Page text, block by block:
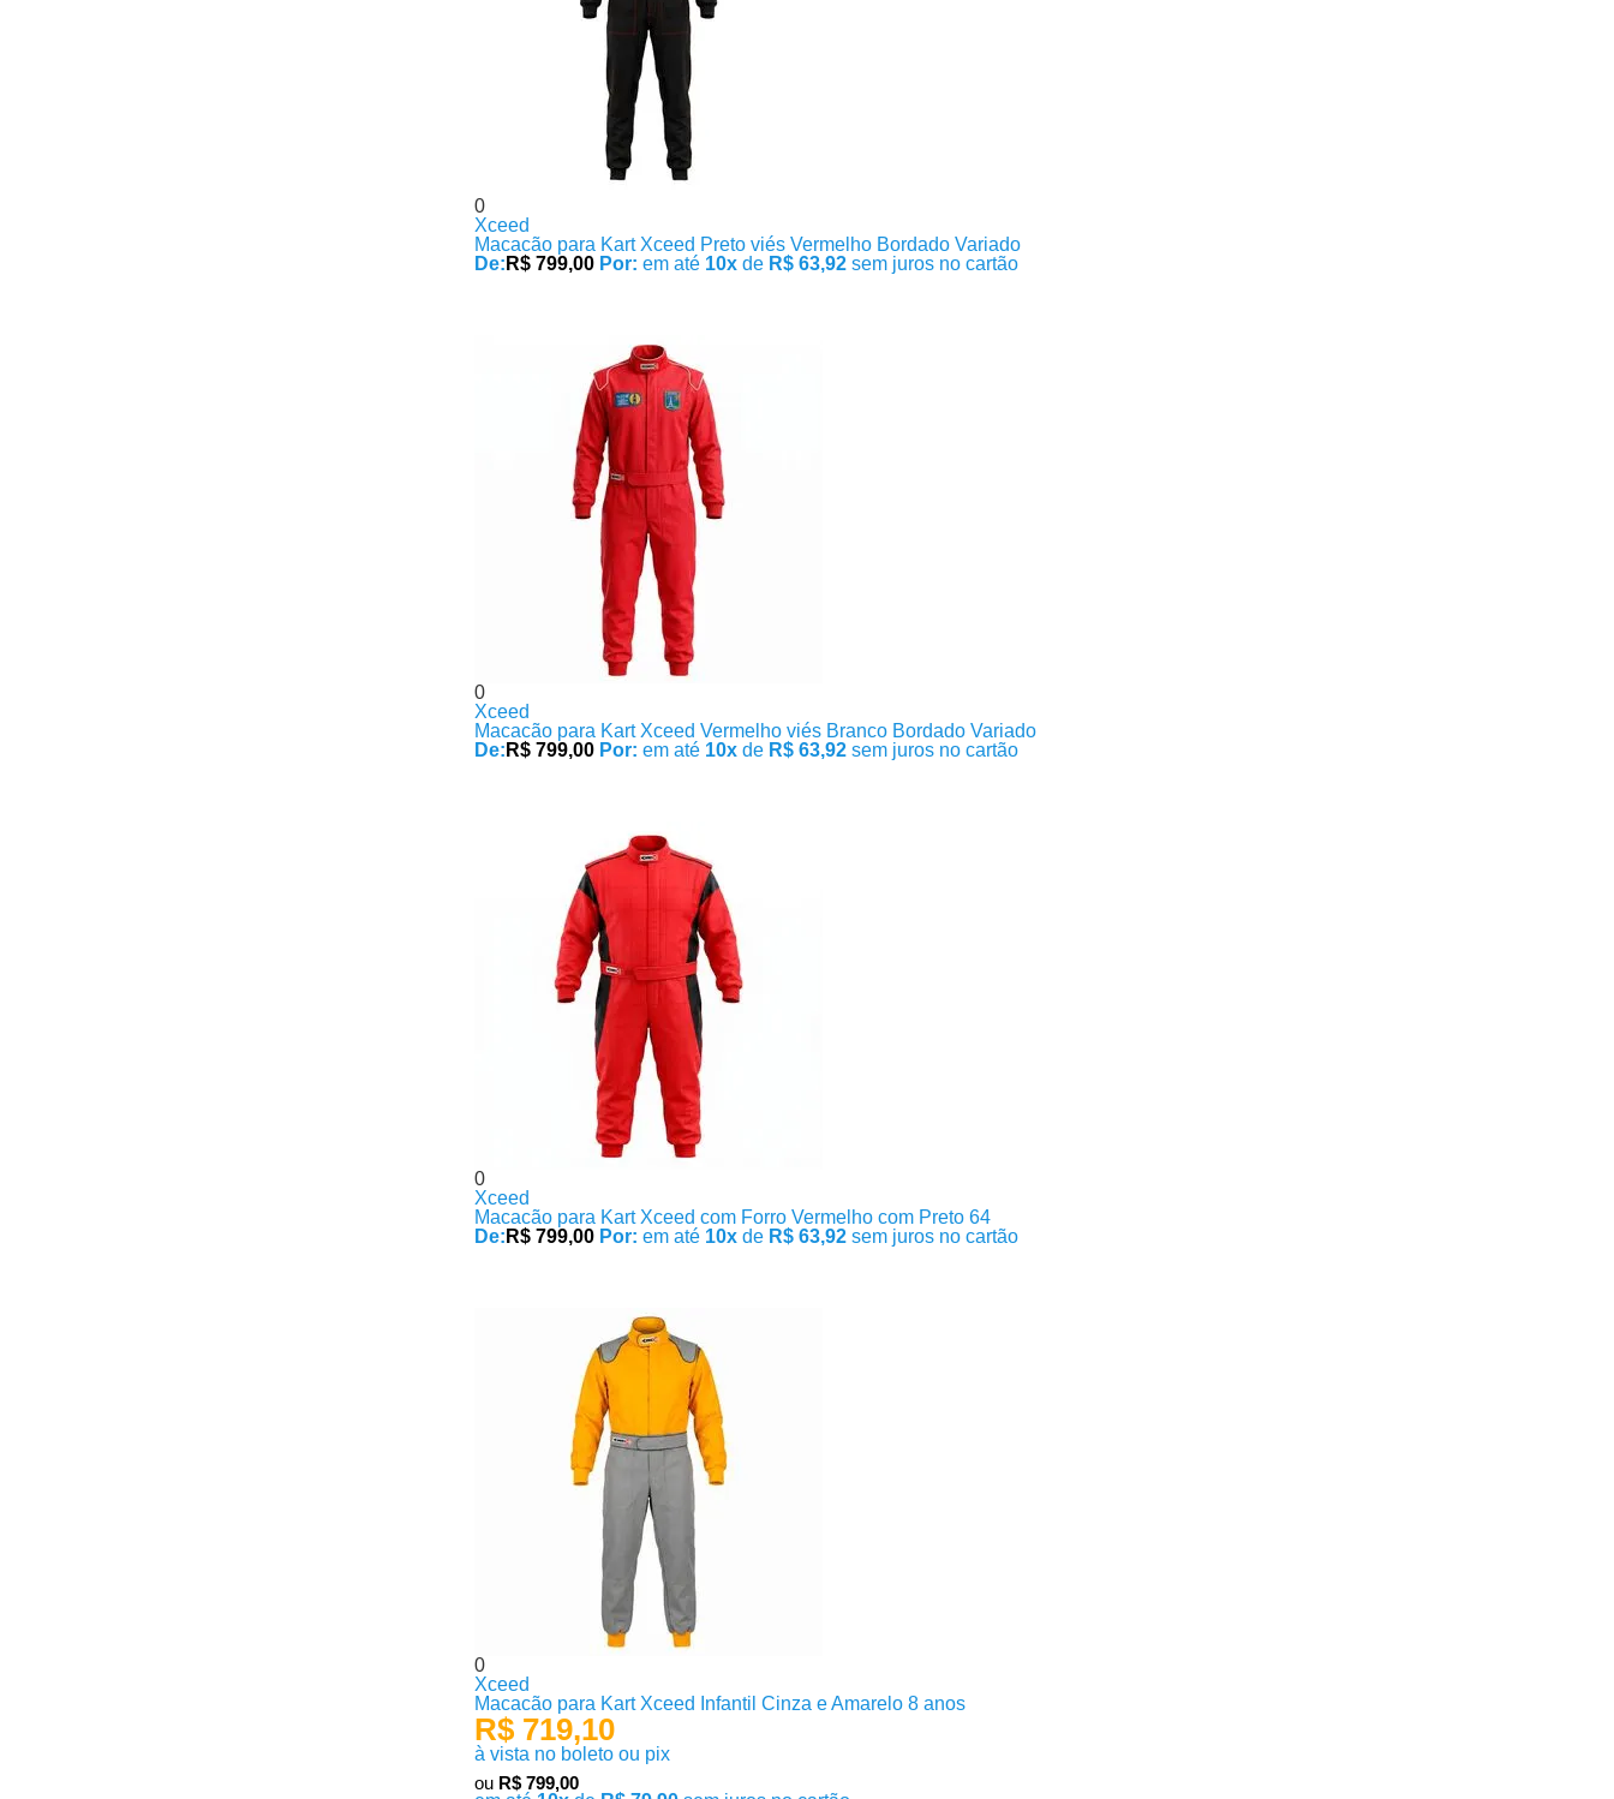
0
Xceed
Macacão para Kart Xceed Preto viés Vermelho Bordado Variado
De: R$ 799,00 Por: em até 10xde R$ 63,92sem juros no cartão
0
Xceed
Macacão para Kart Xceed Vermelho viés Branco Bordado Variado
De: R$ 799,00 Por: em até 10xde R$ 63,92sem juros no cartão
0
Xceed
Macacão para Kart Xceed com Forro Vermelho com Preto 64
De: R$ 799,00 Por: em até 10xde R$ 63,92sem juros no cartão
0
Xceed
Macacão para Kart Xceed Infantil Cinza e Amarelo 8 anos
R$ 719,10
à vista no boleto ou pix
ou R$ 799,00